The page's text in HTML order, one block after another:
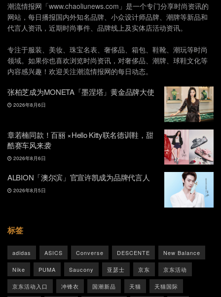
潮流情报网「www.chaoliunews.com」是一个专门分享时尚资讯的
网站，每日播报国内外知名品牌、小众设计师品牌、潮牌等新品和
代言人资讯，近期时尚事件、品牌线上及实体店活动资讯。
专注于服装、美妆、珠宝名表、奢侈品、箱包、鞋靴、潮玩等时尚
领域。如果你也喜欢浏览时尚资讯，对奢侈品、潮牌、球鞋文化等
内容感兴趣！欢迎关注潮流情报网的每日动态。
张柏芝成为MONETA「墨涅塔」黄金品牌大使
2026年8月6日
章若楠同款！百丽 ×Hello Kitty联名德训鞋，甜
酷赛车风来袭
2026年8月6日
ALBION「澳尔滨」官宣许凯成为品牌代言人
2026年8月5日
标签
adidas ASICS Converse DESCENTE New Balance
Nike PUMA Saucony 亚瑟士 京东 京东活动
京东活动入口 冲锋衣 国潮新品 天猫 天猫国际